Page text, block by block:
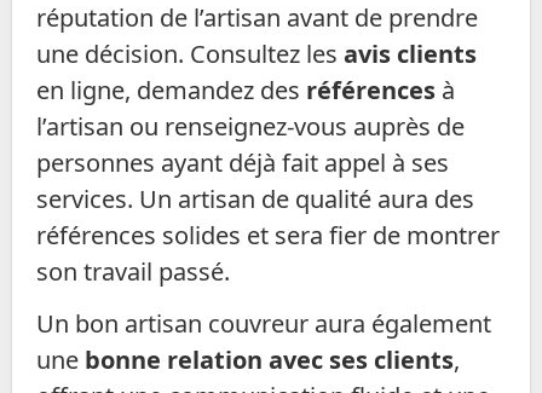
réputation de l’artisan avant de prendre
une décision. Consultez les avis clients
en ligne, demandez des référencesà
l’artisan ou renseignez-vous auprès de
personnes ayant déjà fait appel à ses
services. Un artisan de qualité aura des
références solides et sera fier de montrer
son travail passé.
Un bon artisan couvreur aura également
une bonne relation avec ses clients,